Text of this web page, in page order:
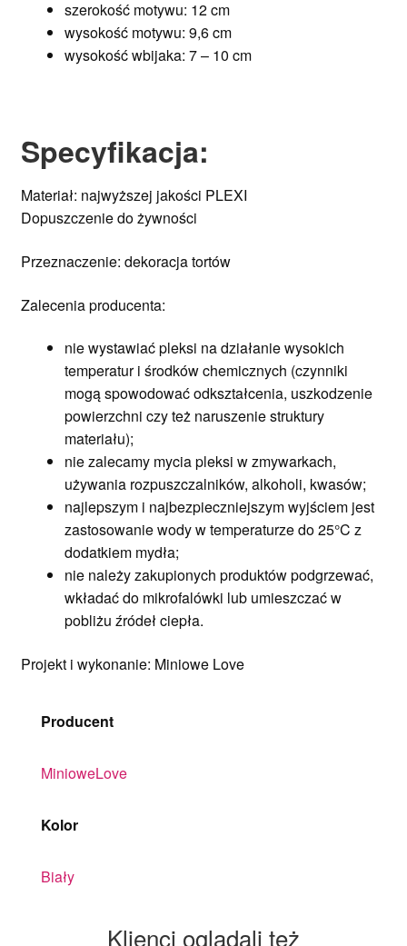
szerokość motywu: 12 cm
wysokość motywu: 9,6 cm
wysokość wbijaka: 7 – 10 cm
Specyfikacja:
Materiał: najwyższej jakości PLEXI
Dopuszczenie do żywności
Przeznaczenie: dekoracja tortów
Zalecenia producenta:
nie wystawiać pleksi na działanie wysokich
temperatur i środków chemicznych (czynniki
mogą spowodować odkształcenia, uszkodzenie
powierzchni czy też naruszenie struktury
materiału);
nie zalecamy mycia pleksi w zmywarkach,
używania rozpuszczalników, alkoholi, kwasów;
najlepszym i najbezpieczniejszym wyjściem jest
zastosowanie wody w temperaturze do 25°C z
dodatkiem mydła;
nie należy zakupionych produktów podgrzewać,
wkładać do mikrofalówki lub umieszczać w
pobliżu źródeł ciepła.
Projekt i wykonanie: Miniowe Love
Producent
MinioweLove
Kolor
Biały
Klienci oglądali też